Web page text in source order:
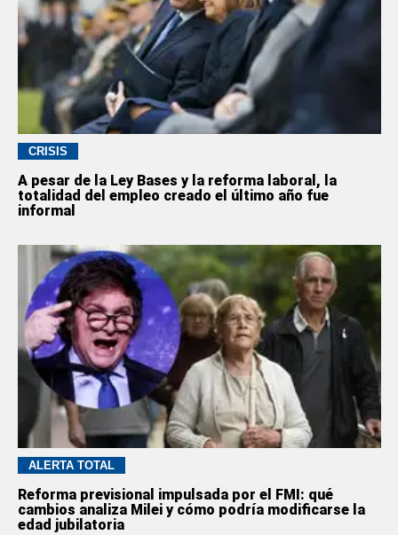
CRISIS
A pesar de la Ley Bases y la reforma laboral, la
totalidad del empleo creado el último año fue
informal
ALERTA TOTAL
Reforma previsional impulsada por el FMI: qué
cambios analiza Milei y cómo podría modificarse la
edad jubilatoria